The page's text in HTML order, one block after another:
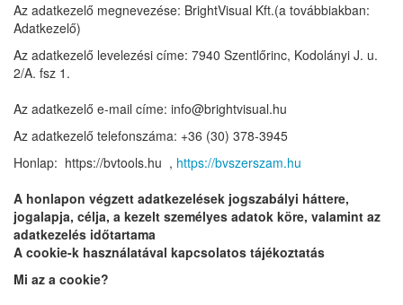
Az adatkezelő megnevezése: BrightVisual Kft.(a továbbiakban:
Adatkezelő)
Az adatkezelő levelezési címe: 7940 Szentlőrinc, Kodolányi J. u.
2/A. fsz 1.
Az adatkezelő e-mail címe: info@brightvisual.hu
Az adatkezelő telefonszáma: +36 (30) 378-3945
Honlap: https://bvtools.hu , https://bvszerszam.hu
A honlapon végzett adatkezelések jogszabályi háttere,
jogalapja, célja, a kezelt személyes adatok köre, valamint az
adatkezelés időtartama
A cookie-k használatával kapcsolatos tájékoztatás
Mi az a cookie?